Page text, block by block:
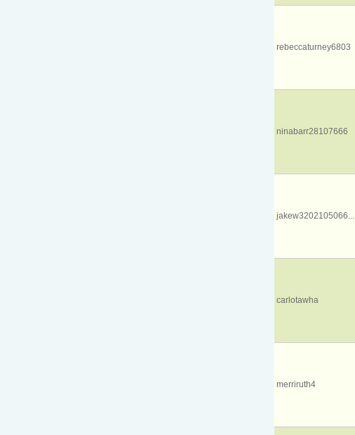
rebeccaturney6803
ninabarr28107666
jakew3202105066...
carlotawha
merriruth4